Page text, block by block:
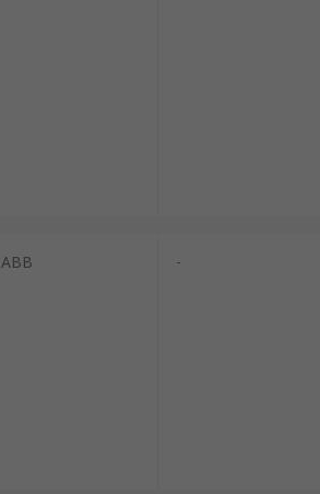
ABB -